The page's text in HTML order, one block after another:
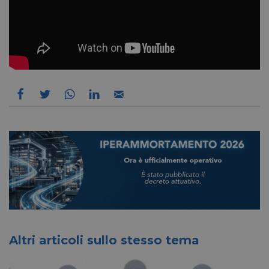
Altri articoli sullo stesso tema